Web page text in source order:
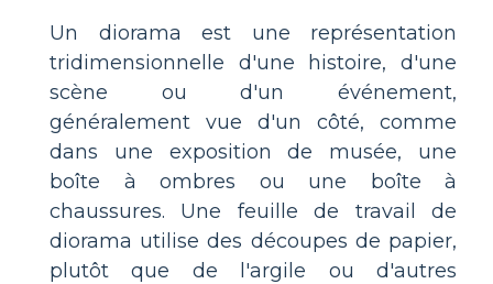
Un diorama est une représentation
tridimensionnelle d'une histoire, d'une
scène ou d'un événement,
généralement vue d'un côté, comme
dans une exposition de musée, une
boîte à ombres ou une boîte à
chaussures. Une feuille de travail de
diorama utilise des découpes de papier,
plutôt que de l'argile ou d'autres